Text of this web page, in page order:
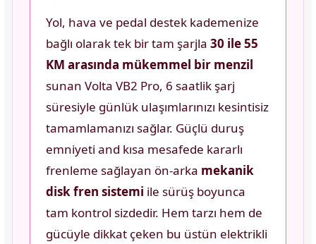
Yol, hava ve pedal destek kademenize
bağlı olarak tek bir tam şarjla 30 ile 55
KM arasında mükemmel bir menzil
sunan Volta VB2 Pro, 6 saatlik şarj
süresiyle günlük ulaşımlarınızı kesintisiz
tamamlamanızı sağlar. Güçlü duruş
emniyeti and kısa mesafede kararlı
frenleme sağlayan ön-arka mekanik
disk fren sistemi ile sürüş boyunca
tam kontrol sizdedir. Hem tarzı hem de
gücüyle dikkat çeken bu üstün elektrikli